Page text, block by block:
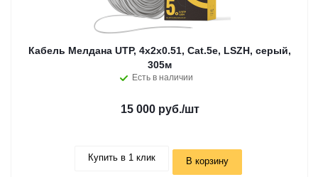
Кабель Мелдана UTP, 4х2х0.51, Cat.5e, LSZH, серый,
305м
Есть в наличии
15 000 руб./шт
Купить в 1 клик В корзину